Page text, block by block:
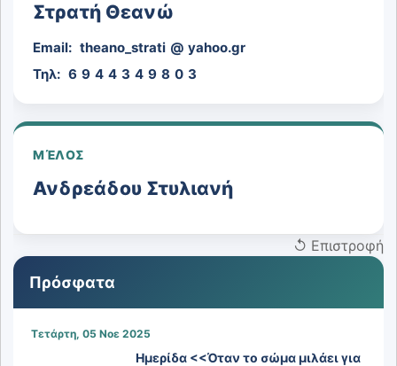
Στρατή Θεανώ
Email: theano_strati @ yahoo.gr
Τηλ: 6 9 4 4 3 4 9 8 0 3
ΜΈΛΟΣ
Ανδρεάδου Στυλιανή
↺ Επιστροφή
Πρόσφατα
Τετάρτη, 05 Νοε 2025
Ημερίδα <<Όταν το σώμα μιλάει για